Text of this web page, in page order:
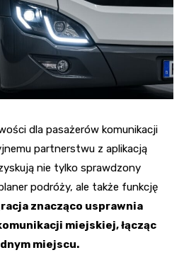
dla pasażerów komunikacji
partnerstwu z aplikacją
nie tylko sprawdzony
podróży, ale także funkcję
znacząco usprawnia
miejskiej, łącząc
miejscu.